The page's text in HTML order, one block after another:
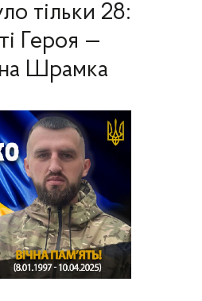
тільки 28:
Героя —
Шрамка